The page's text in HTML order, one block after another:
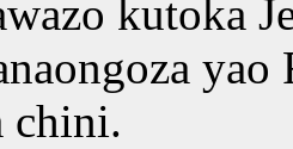
kutoka
chini.